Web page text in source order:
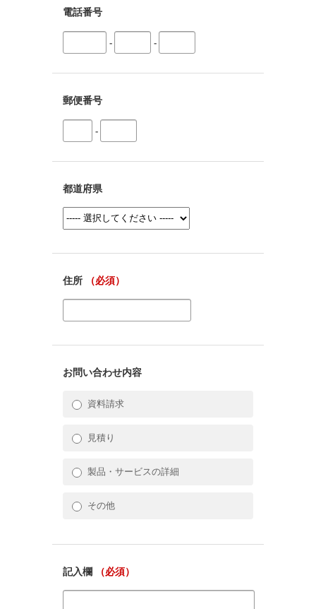
電話番号
- -
郵便番号
-
都道府県
住所 （必須）
お問い合わせ内容
資料請求
見積り
製品・サービスの詳細
その他
記入欄 （必須）